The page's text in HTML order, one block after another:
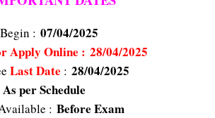
: 07/04/2025
Apply Online : 28/04/2025
Last Date : 28/04/2025
As per Schedule
: Before Exam